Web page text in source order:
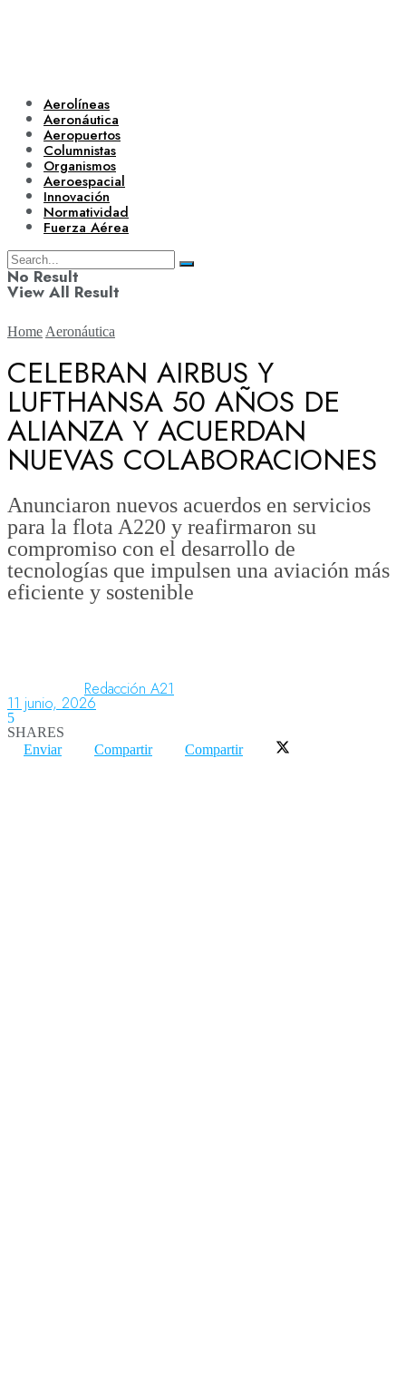
Aerolíneas
Aeronáutica
Aeropuertos
Columnistas
Organismos
Aeroespacial
Innovación
Normatividad
Fuerza Aérea
No Result
View All Result
Aerolíneas
Aeronáutica
Aeropuertos
Columnistas
Home Aeronáutica
CELEBRAN AIRBUS Y
LUFTHANSA 50 AÑOS DE
ALIANZA Y ACUERDAN
NUEVAS COLABORACIONES
Anunciaron nuevos acuerdos en servicios
para la flota A220 y reafirmaron su
compromiso con el desarrollo de
tecnologías que impulsen una aviación más
eficiente y sostenible
Redacción A21
11 junio, 2026
5
SHARES
Enviar
Compartir Compartir